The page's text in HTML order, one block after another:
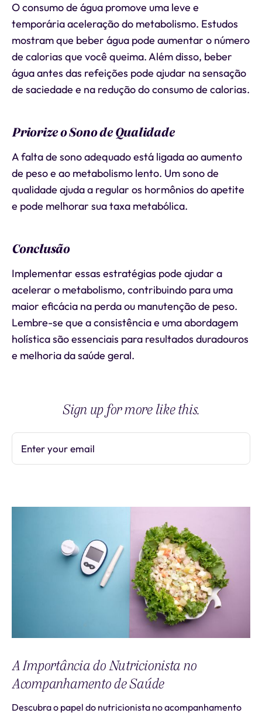
O consumo de água promove uma leve e
temporária aceleração do metabolismo. Estudos
mostram que beber água pode aumentar o número
de calorias que você queima. Além disso, beber
água antes das refeições pode ajudar na sensação
de saciedade e na redução do consumo de calorias.
Priorize o Sono de Qualidade
A falta de sono adequado está ligada ao aumento
de peso e ao metabolismo lento. Um sono de
qualidade ajuda a regular os hormônios do apetite
e pode melhorar sua taxa metabólica.
Conclusão
Implementar essas estratégias pode ajudar a
acelerar o metabolismo, contribuindo para uma
maior eficácia na perda ou manutenção de peso.
Lembre-se que a consistência e uma abordagem
holística são essenciais para resultados duradouros
e melhoria da saúde geral.
Sign up for more like this.
Enter your email
A Importância do Nutricionista no
Acompanhamento de Saúde
Descubra o papel do nutricionista no acompanhamento